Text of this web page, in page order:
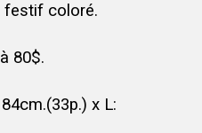
festif coloré.
80$.
x L: